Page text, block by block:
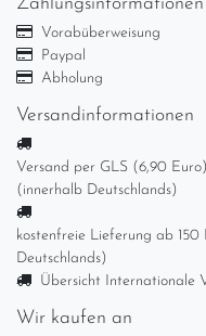
Zahlungsinformationen
Vorabüberweisung
Paypal
Abholung
Versandinformationen
Versand per GLS (6,90
(innerhalb Deutschlands)
kostenfreie Lieferung ab
Deutschlands)
Übersicht Internationale
Wir kaufen an